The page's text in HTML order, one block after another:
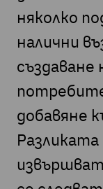
няколко
налични
създаване
добавяне